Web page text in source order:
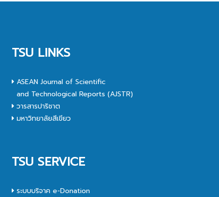
TSU LINKS
ASEAN Journal of Scientific
and Technological Reports (AJSTR)
วารสารปาริชาต
มหาวิทยาลัยสีเขียว
TSU SERVICE
ระบบบริจาค e-Donation